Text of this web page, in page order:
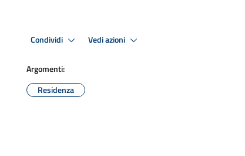
Condividi Vedi azioni
Argomenti:
Residenza